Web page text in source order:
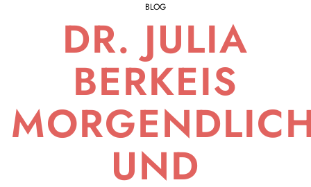
BLOG
DR. JULIA
BERKEIS
UND